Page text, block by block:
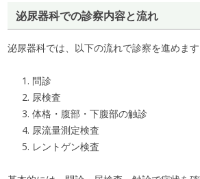
泌尿器科での診察内容と流れ
泌尿器科では、以下の流れで診察を進めます
問診
尿検査
体格・腹部・下腹部の触診
尿流量測定検査
レントゲン検査